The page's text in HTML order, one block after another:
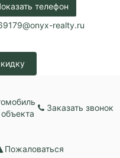
телефон
realty.ru
Заказать звонок
Пожаловаться